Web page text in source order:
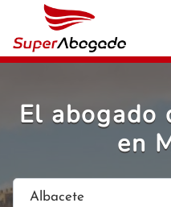
El abogado
en
Albacete